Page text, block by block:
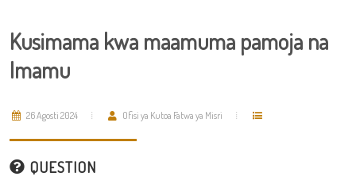
Kusimama kwa maamuma pamoja na
Imamu
26 Agosti 2024 Ofisi ya Kutoa Fatwa ya Misri
QUESTION